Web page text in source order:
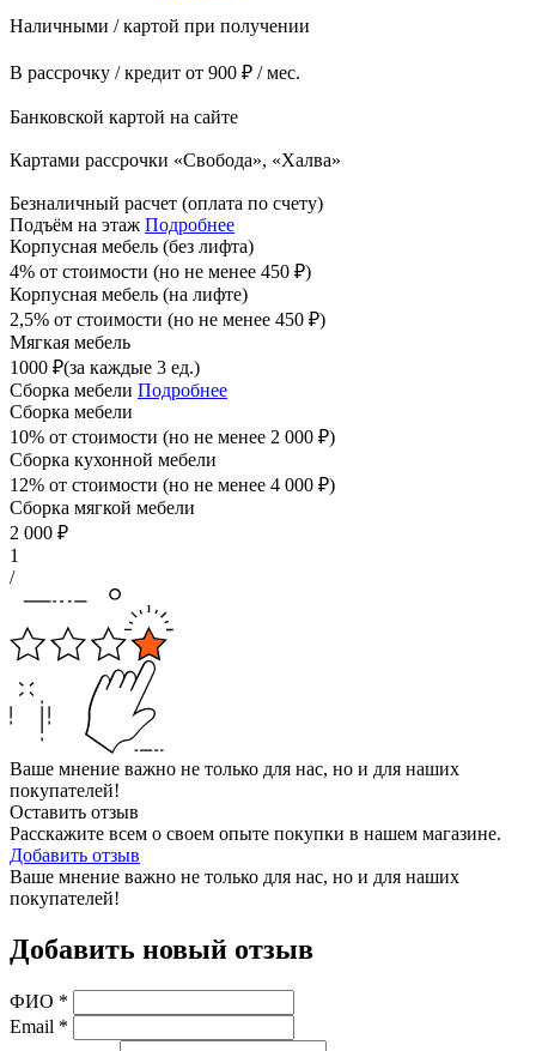
Наличными / картой при получении
В рассрочку / кредит от 900 ₽ / мес.
Банковской картой на сайте
Картами рассрочки «Свобода», «Халва»
Безналичный расчет (оплата по счету)
Подъём на этаж Подробнее
Корпусная мебель (без лифта)
4% от стоимости (но не менее 450 ₽)
Корпусная мебель (на лифте)
2,5% от стоимости (но не менее 450 ₽)
Мягкая мебель
1000 ₽(за каждые 3 ед.)
Сборка мебели Подробнее
Сборка мебели
10% от стоимости (но не менее 2 000 ₽)
Сборка кухонной мебели
12% от стоимости (но не менее 4 000 ₽)
Сборка мягкой мебели
2 000 ₽
1
/
Ваше мнение важно не только для нас, но и для наших
покупателей!
Оставить отзыв
Расскажите всем о своем опыте покупки в нашем магазине.
Добавить отзыв
Ваше мнение важно не только для нас, но и для наших
покупателей!
Добавить новый отзыв
ФИО *
Email *